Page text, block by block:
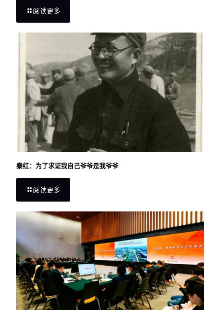
阅读更多
秦红：为了求证我自己爷爷是我爷爷
阅读更多